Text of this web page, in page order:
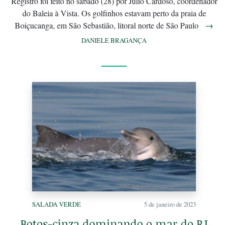
do Baleia à Vista. Os golfinhos estavam perto da praia de
Boiçucanga, em São Sebastião, litoral norte de São Paulo →
DANIELE BRAGANÇA
SALADA VERDE 5 de janeiro de 2023